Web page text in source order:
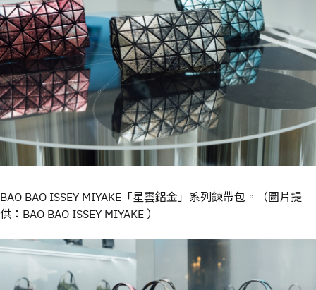
BAO BAO ISSEY MIYAKE「星雲鋁金」系列鍊帶包。（圖片提
供：BAO BAO ISSEY MIYAKE ）